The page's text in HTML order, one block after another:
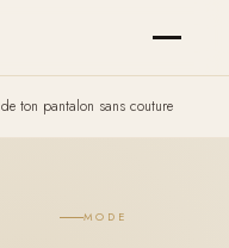
ton pantalon sans couture
MODE